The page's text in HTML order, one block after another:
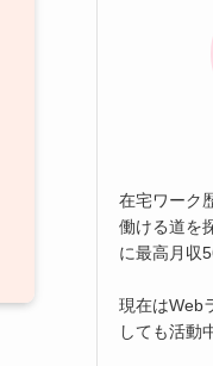
在宅ワーク
働ける道を
に最高月収
現在はWeb
しても活動